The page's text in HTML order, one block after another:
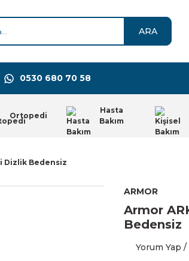
ARA
0530 680 70 58
Ortopedi
Hasta
Bakım
Dizlik Bedensiz
ARMOR
Armor
Bedensiz
Yorum Yap /